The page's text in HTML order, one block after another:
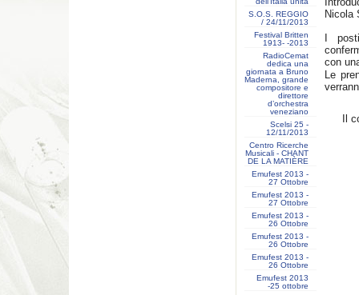
S.O.S. REGGIO
/ 24/11/2013
Festival Britten
1913- ‐2013
RadioCemat
dedica una
giornata a Bruno
Maderna, grande
compositore e
direttore
d’orchestra
veneziano
Scelsi 25 -
12/11/2013
Centro Ricerche
Musicali - CHANT
DE LA MATIÈRE
Emufest 2013 -
27 Ottobre
Emufest 2013 -
27 Ottobre
Emufest 2013 -
26 Ottobre
Emufest 2013 -
26 Ottobre
Emufest 2013 -
26 Ottobre
Emufest 2013
-25 ottobre
Nicola
I
con
Le
Il